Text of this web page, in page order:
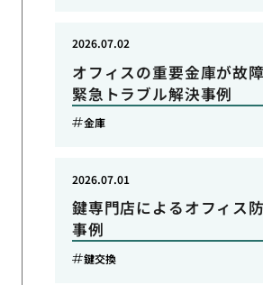
オフィスの重要金庫が故
緊急トラブル解決事例
2026.07.02
金庫
鍵専門店によるオフィス
事例
2026.07.01
鍵交換